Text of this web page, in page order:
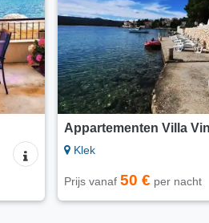
Appartementen Villa
Klek
Prijs vanaf 50 € per nacht